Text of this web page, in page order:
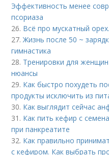
Эффективность менее
псориаза
26. Всё про мускатный
27.Жизнь после 50 ~
гимнастика
28. Тренировки для
нюансы
29. Как быстро похудеть
продукты исключить из
30. Как выглядит сейчас
31. Как пить кефир с
при панкреатите
32. Как правильно
с кефиром. Как выбрать